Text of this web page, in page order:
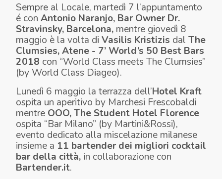
Sempre al Locale, martedì 7 l’appuntamento
é con Antonio Naranjo, Bar Owner Dr.
Stravinsky, Barcelona, mentre giovedì 8
maggio è la volta di Vasilis Kristizis dal The
Clumsies, Atene - 7’ World’s 50 Best Bars
2018 con “World Class meets The Clumsies”
(by World Class Diageo).
Lunedì 6 maggio la terrazza dell’Hotel Kraft
ospita un aperitivo by Marchesi Frescobaldi
mentre OOO, The Student Hotel Florence
ospita “Bar Milano” (by Martini&Rossi),
evento dedicato alla miscelazione milanese
insieme a 11 bartender dei migliori cocktail
bar della città, in collaborazione con
Bartender.it.